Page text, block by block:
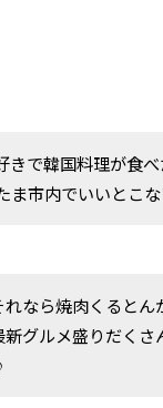
きで韓国料理が食べ
ま市内でいいとこな
れなら焼肉くるとん
新グルメ盛りだくさ